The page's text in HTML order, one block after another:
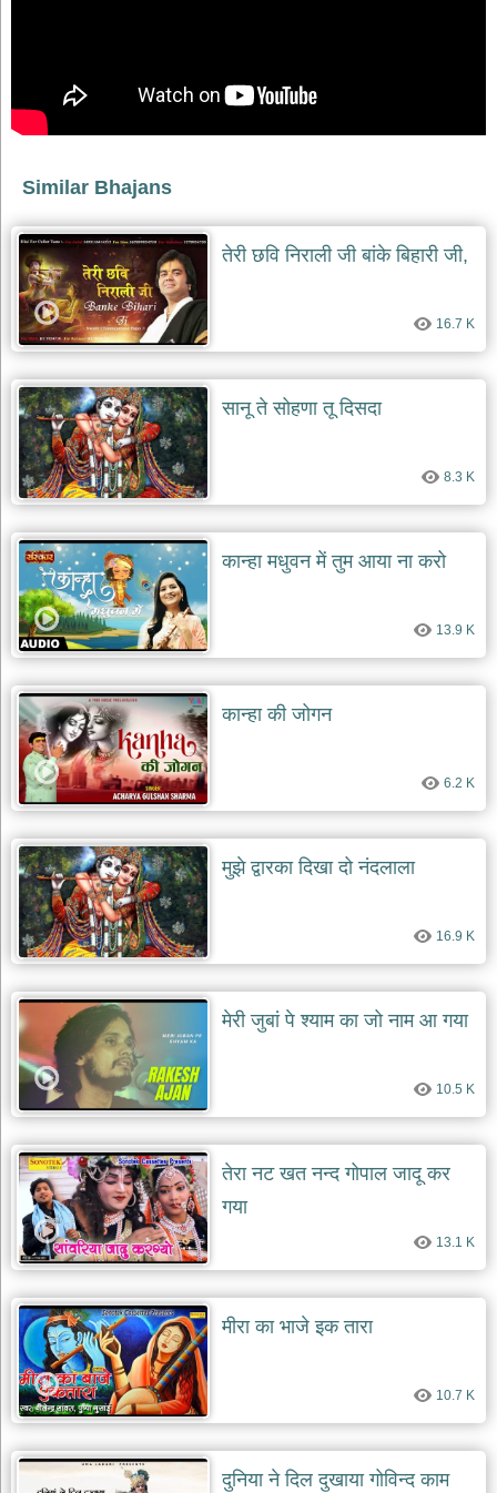
भजन
gurudev
bhajans
भजन
bhajans
विष्णु
भजन
vishnu
bhajans
बालक
नाथ
भजन
baba
balak
nath
bhajans
देश
भक्ति
भजन
patriotic
bhajans
खाटू
श्याम
भजन
khatu
shaym
bhajans
रानी
सती
दादी
भजन
rani
sati
dadi
bhajans
बावा
दयाल
भजन
bawa
lal
dayal
bhajans
देव
भजन
shani
dev
bhajans
आज
भजन
bhajan
the
day
भजन
जोड़ें
add
bhajans
Similar Bhajans
तेरी छवि निराली जी बांके बिहारी जी,
16.7 K
सानू ते सोहणा तू दिसदा
8.3 K
कान्हा मधुवन में तुम आया ना करो
13.9 K
कान्हा की जोगन
6.2 K
मुझे द्वारका दिखा दो नंदलाला
16.9 K
मेरी जुबां पे श्याम का जो नाम आ गया
10.5 K
तेरा नट खत नन्द गोपाल जादू कर
गया
13.1 K
मीरा का भाजे इक तारा
10.7 K
दुनिया ने दिल दुखाया गोविन्द काम